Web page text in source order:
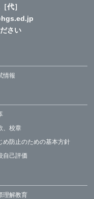
［代］
さい
情報
、校章
め防止のための基本方針
自己評価
理解教育